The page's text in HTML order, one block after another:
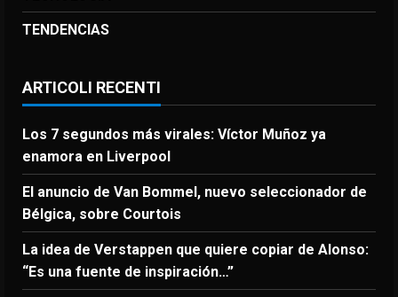
TENDENCIAS
ARTICOLI RECENTI
Los 7 segundos más virales: Víctor Muñoz ya
enamora en Liverpool
El anuncio de Van Bommel, nuevo seleccionador de
Bélgica, sobre Courtois
La idea de Verstappen que quiere copiar de Alonso:
“Es una fuente de inspiración…”